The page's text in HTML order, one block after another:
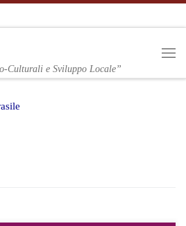
Culturali e Sviluppo Locale”